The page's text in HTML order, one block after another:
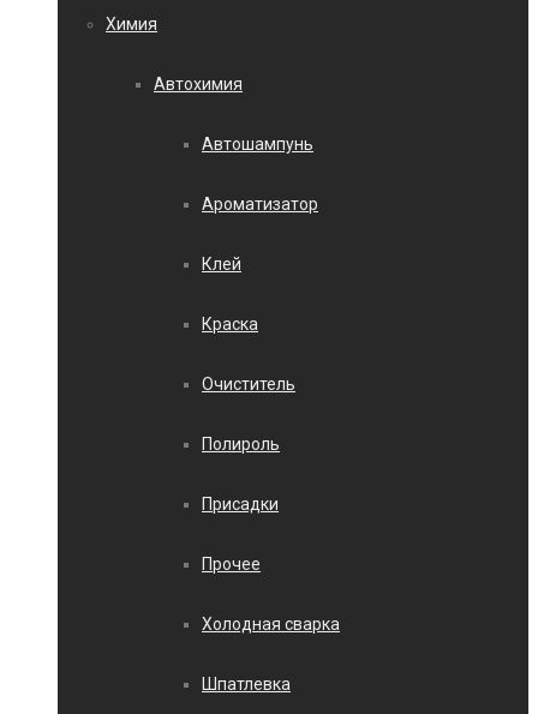
Химия
Автохимия
Автошампунь
Ароматизатор
Клей
Краска
Очиститель
Полироль
Присадки
Прочее
Холодная сварка
Шпатлевка